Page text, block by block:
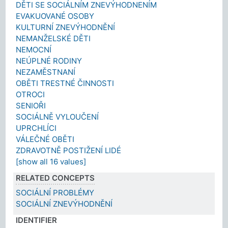
DĚTI SE SOCIÁLNÍM ZNEVÝHODNENÍM
EVAKUOVANÉ OSOBY
KULTURNÍ ZNEVÝHODNĚNÍ
NEMANŽELSKÉ DĚTI
NEMOCNÍ
NEÚPLNÉ RODINY
NEZAMĚSTNANÍ
OBĚTI TRESTNÉ ČINNOSTI
OTROCI
SENIOŘI
SOCIÁLNĚ VYLOUČENÍ
UPRCHLÍCI
VÁLEČNÉ OBĚTI
ZDRAVOTNĚ POSTIŽENÍ LIDÉ
[show all 16 values]
RELATED CONCEPTS
SOCIÁLNÍ PROBLÉMY
SOCIÁLNÍ ZNEVÝHODNĚNÍ
IDENTIFIER